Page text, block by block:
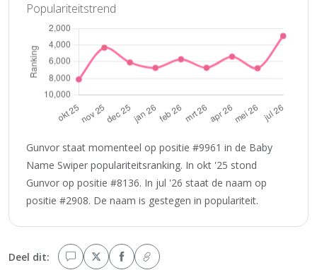
Populariteitstrend
Gunvor staat momenteel op positie #9961 in de Baby
Name Swiper populariteitsranking. In okt '25 stond
Gunvor op positie #8136. In jul '26 staat de naam op
positie #2908. De naam is gestegen in populariteit.
Deel dit: